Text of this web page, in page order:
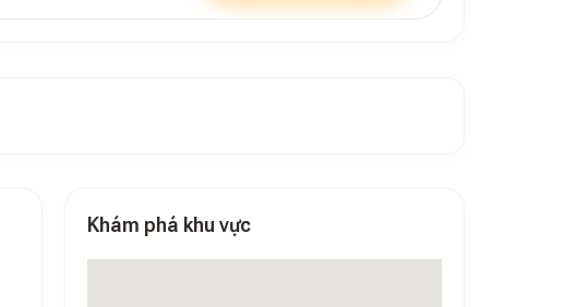
Khám phá khu vực